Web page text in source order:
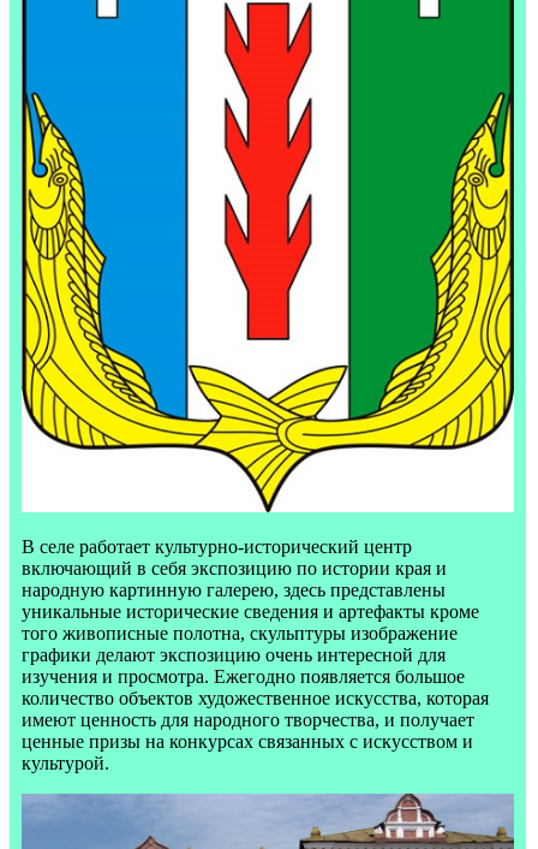
В селе работает культурно-исторический центр
включающий в себя экспозицию по истории края и
народную картинную галерею, здесь представлены
уникальные исторические сведения и артефакты кроме
того живописные полотна, скульптуры изображение
графики делают экспозицию очень интересной для
изучения и просмотра. Ежегодно появляется большое
количество объектов художественное искусства, которая
имеют ценность для народного творчества, и получает
ценные призы на конкурсах связанных с искусством и
культурой.